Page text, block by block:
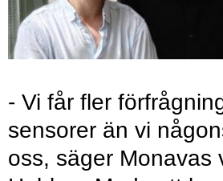
- Vi får fler
sensorer än vi
oss, säger Monavas